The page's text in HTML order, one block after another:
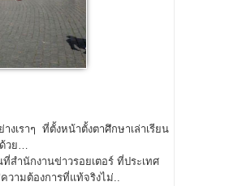
เราๆ ที่ตั้งหน้าตั้งตาศึกษาเล่าเรียน
ด้วย…
ำนักงานข่าวรอยเตอร์ ที่ประเทศ
ามต้องการที่แท้จริงไม่..